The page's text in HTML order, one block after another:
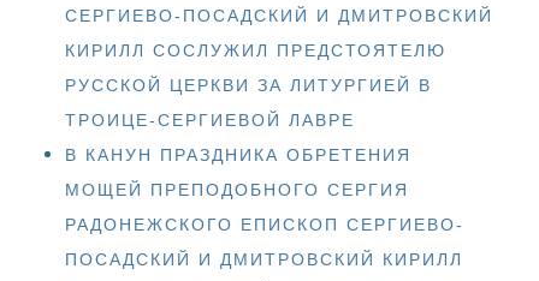
СЕРГИЕВО-ПОСАДСКИЙ И ДМИТРОВСКИЙ
КИРИЛЛ СОСЛУЖИЛ ПРЕДСТОЯТЕЛЮ
РУССКОЙ ЦЕРКВИ ЗА ЛИТУРГИЕЙ В
ТРОИЦЕ-СЕРГИЕВОЙ ЛАВРЕ
В КАНУН ПРАЗДНИКА ОБРЕТЕНИЯ
МОЩЕЙ ПРЕПОДОБНОГО СЕРГИЯ
РАДОНЕЖСКОГО ЕПИСКОП СЕРГИЕВО-
ПОСАДСКИЙ И ДМИТРОВСКИЙ КИРИЛЛ